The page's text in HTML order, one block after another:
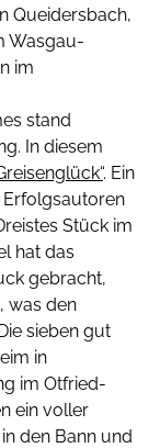
Queidersbach,
Wasgau-
im
stand
In diesem
. Ein
Erfolgsautoren
Stück im
hat das
gebracht,
was den
sieben gut
in
im Otfried-
ein voller
den Bann und